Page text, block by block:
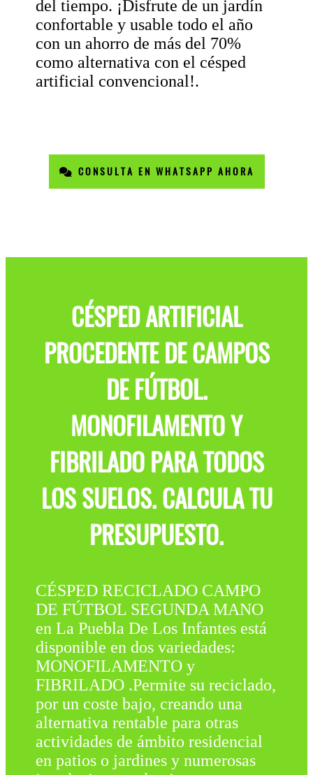
del tiempo. ¡Disfrute de un jardín
confortable y usable todo el año
con un ahorro de más del 70%
como alternativa con el césped
artificial convencional!.
CONSULTA EN WHATSAPP AHORA
CÉSPED ARTIFICIAL
PROCEDENTE DE CAMPOS
DE FÚTBOL.
MONOFILAMENTO Y
FIBRILADO PARA TODOS
LOS SUELOS. CALCULA TU
PRESUPUESTO.
CÉSPED RECICLADO CAMPO
DE FÚTBOL SEGUNDA MANO
en La Puebla De Los Infantes está
disponible en dos variedades:
MONOFILAMENTO y
FIBRILADO .Permite su reciclado,
por un coste bajo, creando una
alternativa rentable para otras
actividades de ámbito residencial
en patios o jardines y numerosas